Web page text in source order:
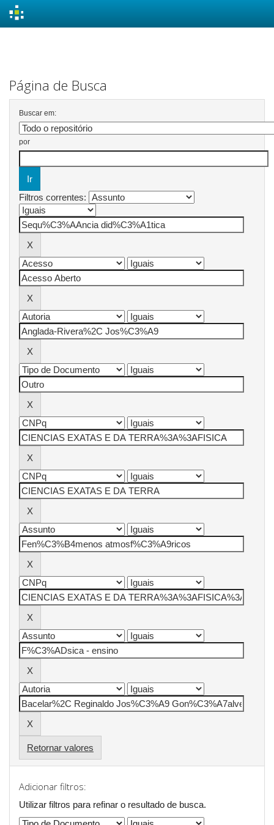
Página de Busca
Buscar em:
por
Filtros correntes:
Retornar valores
Adicionar filtros:
Utilizar filtros para refinar o resultado de busca.